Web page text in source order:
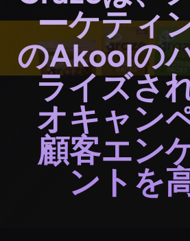
ーケティ
のAkoolの
ライズさ
オキャン
顧客エン
ントを